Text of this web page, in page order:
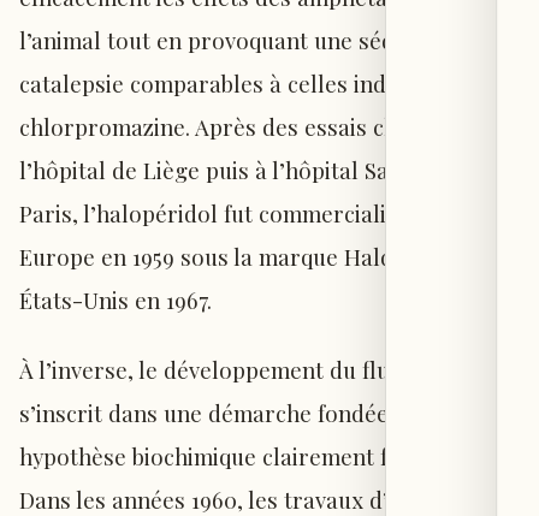
l’animal tout en provoquant une sédation et une
catalepsie comparables à celles induites par la
chlorpromazine. Après des essais cliniques à
l’hôpital de Liège puis à l’hôpital Sainte-Anne à
Paris, l’halopéridol fut commercialisé en
Europe en 1959 sous la marque Haldol, puis aux
États-Unis en 1967.
À l’inverse, le développement du fluoxétine
s’inscrit dans une démarche fondée sur une
hypothèse biochimique clairement formulée.
Dans les années 1960, les travaux d’Arvid